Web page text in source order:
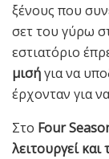
ξένους που
σετ του γύρω
εστιατόριο
μισήγια να
έρχονταν για
Στο Four
λειτουργεί και